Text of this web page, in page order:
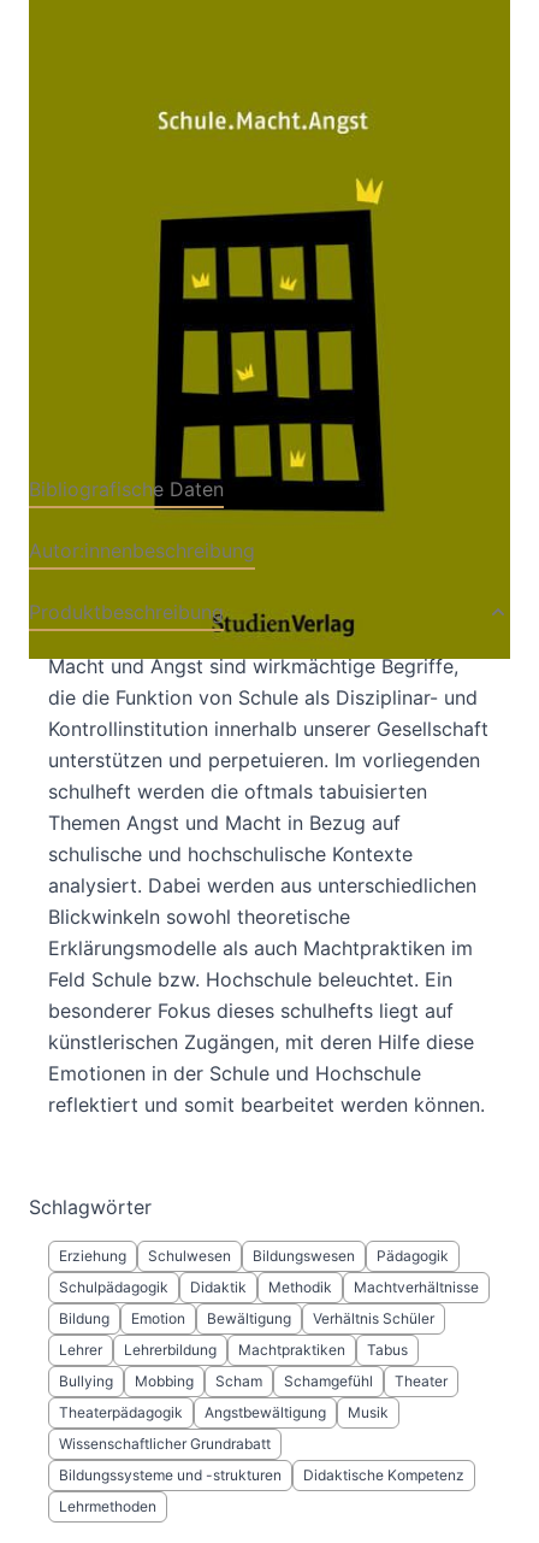
Zur Wunschliste hinzufügen
Verlag: Studien Verlag 05.04.2022
186 Seiten
ISBN: 978-3-7065-
6230-0
Bibliografische Daten
Autor:innenbeschreibung
Produktbeschreibung
Macht und Angst sind wirkmächtige Begriffe,
die die Funktion von Schule als Disziplinar- und
Kontrollinstitution innerhalb unserer Gesellschaft
unterstützen und perpetuieren. Im vorliegenden
schulheft werden die oftmals tabuisierten
Themen Angst und Macht in Bezug auf
schulische und hochschulische Kontexte
analysiert. Dabei werden aus unterschiedlichen
Blickwinkeln sowohl theoretische
Erklärungsmodelle als auch Machtpraktiken im
Feld Schule bzw. Hochschule beleuchtet. Ein
besonderer Fokus dieses schulhefts liegt auf
künstlerischen Zugängen, mit deren Hilfe diese
Emotionen in der Schule und Hochschule
reflektiert und somit bearbeitet werden können.
Schlagwörter
Erziehung Schulwesen Bildungswesen
Pädagogik
Schulpädagogik
Didaktik Methodik
Machtverhältnisse
Bildung
Emotion Bewältigung
Verhältnis Schüler
Lehrer
Lehrerbildung Machtpraktiken
Tabus
Bullying
Mobbing Scham Schamgefühl
Theater
Theaterpädagogik
Angstbewältigung
Musik
Wissenschaftlicher Grundrabatt
Bildungssysteme und -strukturen
Didaktische Kompetenz
Lehrmethoden